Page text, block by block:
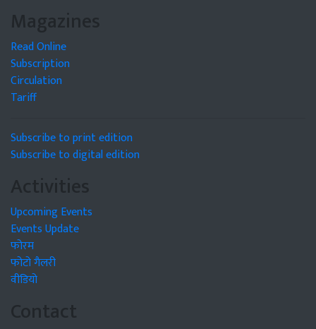
Magazines
Read Online
Subscription
Circulation
Tariff
Subscribe to print edition
Subscribe to digital edition
Activities
Upcoming Events
Events Update
फोरम
फोटो गैलरी
वीडियो
Contact